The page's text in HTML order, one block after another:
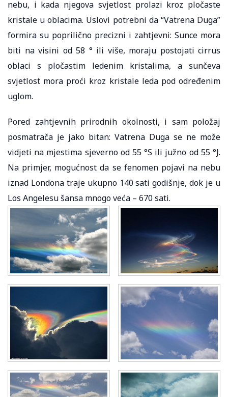
nebu, i kada njegova svjetlost prolazi kroz pločaste
kristale u oblacima. Uslovi potrebni da “Vatrena Duga”
formira su poprilično precizni i zahtjevni: Sunce mora
biti na visini od 58 ° ili više, moraju postojati cirrus
oblaci s pločastim ledenim kristalima, a sunčeva
svjetlost mora proći kroz kristale leda pod određenim
uglom.
Pored zahtjevnih prirodnih okolnosti, i sam položaj
posmatrača je jako bitan: Vatrena Duga se ne može
vidjeti na mjestima sjeverno od 55 °S ili južno od 55 °J.
Na primjer, mogućnost da se fenomen pojavi na nebu
iznad Londona traje ukupno 140 sati godišnje, dok je u
Los Angelesu šansa mnogo veća – 670 sati.